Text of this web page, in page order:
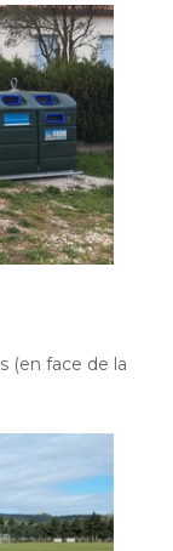
(en face de la